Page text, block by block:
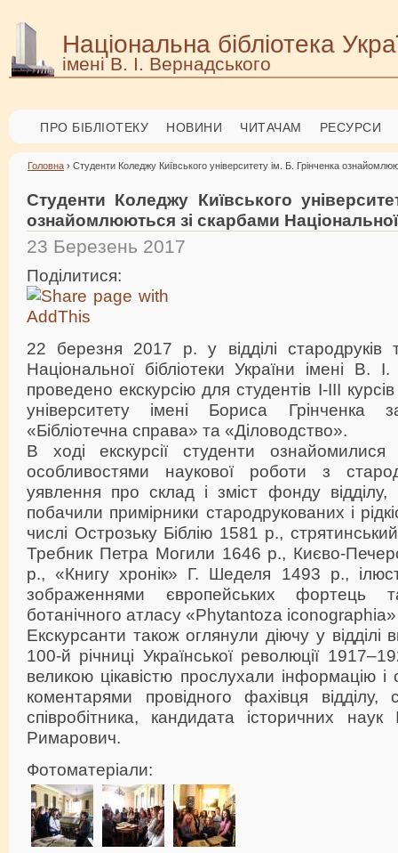
Національна бібліотека
імені В. І. Вернадського
ПРО БІБЛІОТЕКУ НОВИНИ ЧИТАЧАМ РЕСУРСИ
Головна › Студенти Коледжу Київського університету ім. Б. Грінченка
Студенти Коледжу Київського
ознайомлюються зі скарбами Національної
23 Березень 2017
Поділитися:
22 березня 2017 р. у відділі стародруків
Національної бібліотеки України імені В.
проведено екскурсію для студентів І-ІІІ
університету імені Бориса Грінченка
«Бібліотечна справа» та «Діловодство».
В ході екскурсії студенти ознайомилися
особливостями наукової роботи з
уявлення про склад і зміст фонду
побачили примірники стародрукованих і
числі Острозьку Біблію 1581 р.,
Требник Петра Могили 1646 р., Києво-
р., «Книгу хронік» Г. Шеделя 1493 р.,
зображеннями європейських фортець
ботанічного атласу «Phytantoza
Екскурсанти також оглянули діючу у відділі
100-й річниці Української революції
великою цікавістю прослухали інформацію і
коментарями провідного фахівця відділу,
співробітника, кандидата історичних наук
Римарович.
Фотоматеріали: